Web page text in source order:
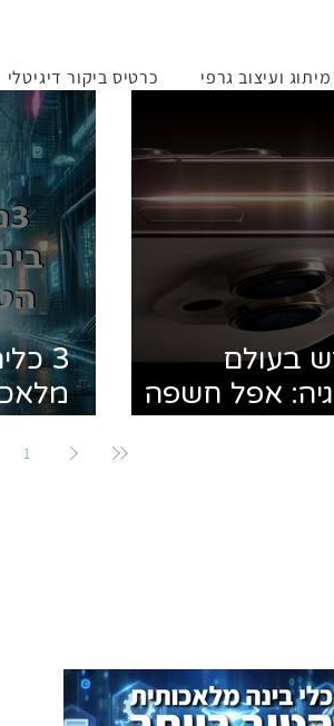
ועיצוב גרפי כרטיס ביקור דיגיטלי
בעולם
אפל חשפה
3
לכם
1